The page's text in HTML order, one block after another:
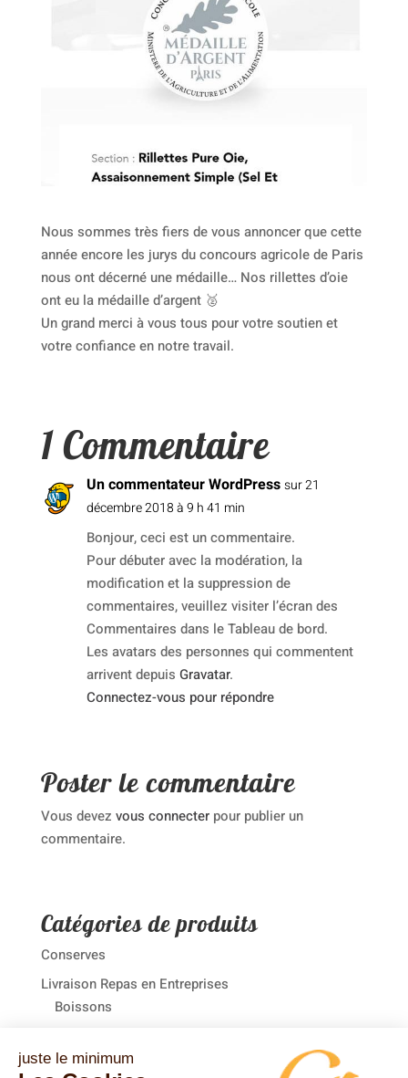
Nous sommes très fiers de vous annoncer que cette
année encore les jurys du concours agricole de Paris
nous ont décerné une médaille… Nos rillettes d’oie
ont eu la médaille d’argent 🥈
Un grand merci à vous tous pour votre soutien et
votre confiance en notre travail.
1 Commentaire
Un commentateur WordPress sur 21
décembre 2018 à 9 h 41 min
Bonjour, ceci est un commentaire.
Pour débuter avec la modération, la
modification et la suppression de
commentaires, veuillez visiter l’écran des
Commentaires dans le Tableau de bord.
Les avatars des personnes qui commentent
arrivent depuis Gravatar.
Connectez-vous pour répondre
Poster le commentaire
Vous devez vous connecterpour publier un
commentaire.
Catégories de produits
Conserves
Livraison Repas en Entreprises
Boissons
Plats
juste le minimum